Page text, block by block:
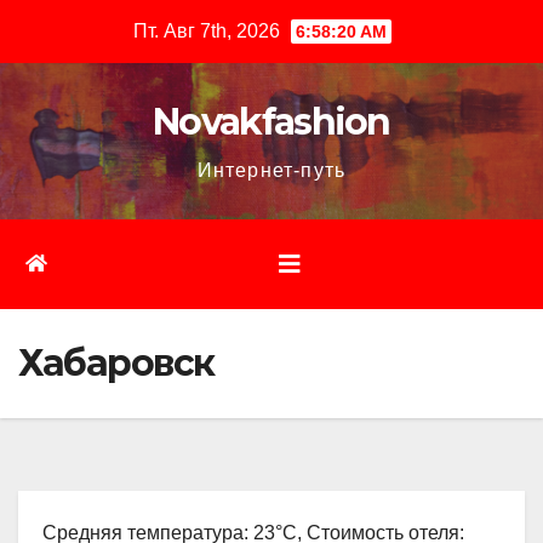
содержимому
Пт. Авг 7th, 2026 6:58:21 AM
Novakfashion
Интернет-путь
Хабаровск
Средняя температура: 23°C, Стоимость отеля: